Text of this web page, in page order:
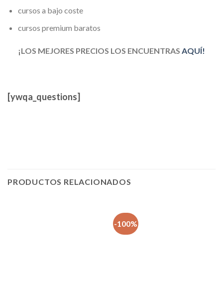
cursos a bajo coste
cursos premium baratos
¡LOS MEJORES PRECIOS LOS ENCUENTRAS AQUÍ!
[ywqa_questions]
PRODUCTOS RELACIONADOS
-100%